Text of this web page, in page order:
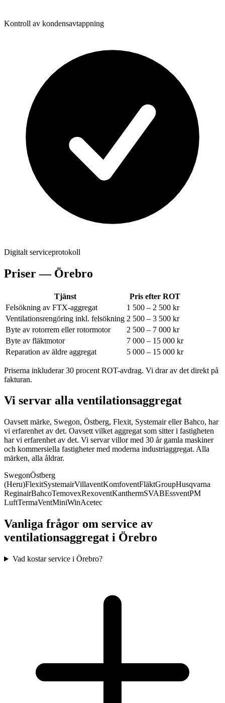
Kontroll av kondensavtappning
Digitalt serviceprotokoll
Priser — Örebro
Tjänst
Pris efter ROT
Felsökning av FTX-aggregat
1 500 – 2 500 kr
Ventilationsrengöring inkl. felsökning 2 500 – 3 500 kr
Byte av rotorrem eller rotormotor
2 500 – 7 000 kr
Byte av fläktmotor
7 000 – 15 000 kr
Reparation av äldre aggregat
5 000 – 15 000 kr
Priserna inkluderar 30 procent ROT-avdrag. Vi drar av det direkt på
fakturan.
Vi servar alla ventilationsaggregat
Oavsett märke, Swegon, Östberg, Flexit, Systemair eller Bahco, har
vi erfarenhet av det. Oavsett vilket aggregat som sitter i fastigheten
har vi erfarenhet av det. Vi servar villor med 30 år gamla maskiner
och kommersiella fastigheter med moderna industriaggregat. Alla
märken, alla åldrar.
SwegonÖstberg
(Heru)FlexitSystemairVillaventKomfoventFläktGroupHusqvarna
ReginairBahcoTemovexRexoventKanthermSVABEssventPM
LuftTermaVentMiniWinAcetec
Vanliga frågor om service av
ventilationsaggregat i Örebro
Vad kostar service i Örebro?